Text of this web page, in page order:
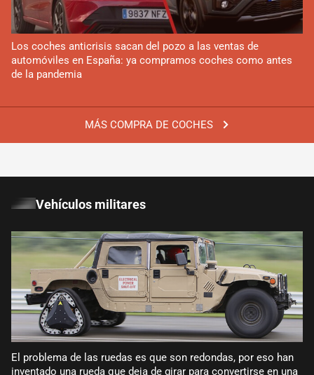
MÁS COMPRA DE COCHES
Los coches anticrisis sacan del pozo a las ventas de
automóviles en España: ya compramos coches como antes
de la pandemia
Vehículos militares
El problema de las ruedas es que son redondas, por eso han
inventado una rueda que deja de girar para convertirse en una